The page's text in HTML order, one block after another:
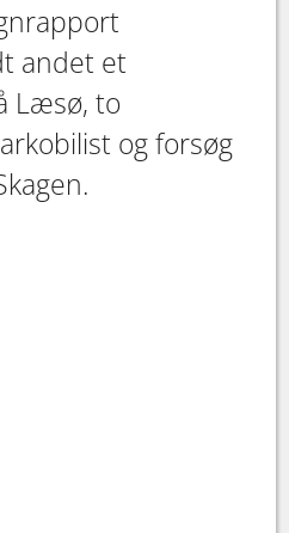
andet et
Læsø, to
og forsøg